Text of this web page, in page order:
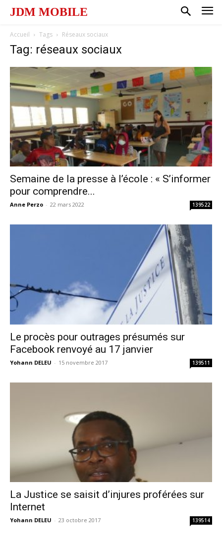
JDM MOBILE
Accueil Tags Réseaux sociaux
Tag: réseaux sociaux
Semaine de la presse à l’école : « S’informer
pour comprendre...
Anne Perzo - 22 mars 2022 139522
Le procès pour outrages présumés sur
Facebook renvoyé au 17 janvier
Yohann DELEU - 15 novembre 2017 139511
La Justice se saisit d’injures proférées sur
Internet
Yohann DELEU - 23 octobre 2017 139514